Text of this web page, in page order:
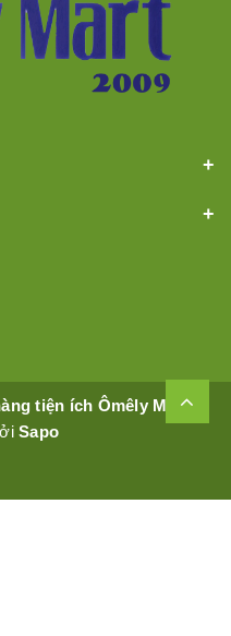
tiện ích Ômêly Mart
Sapo